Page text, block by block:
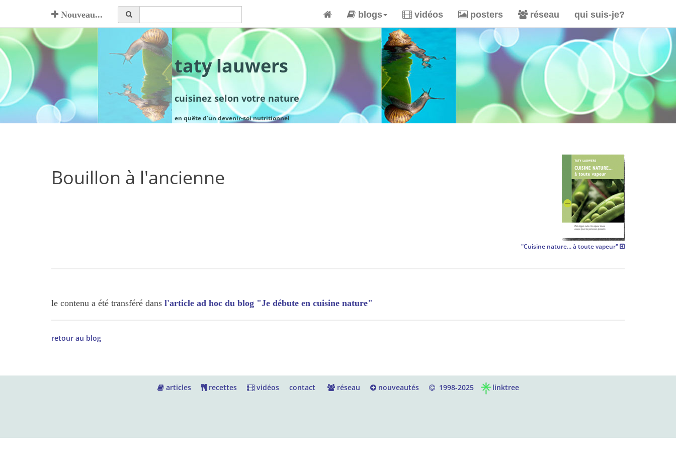
Nouveau... blogs vidéos posters réseau qui suis-je?
taty lauwers
cuisinez selon votre nature
en quête d'un devenir-soi nutritionnel
Bouillon à l'ancienne
"Cuisine nature... à toute vapeur"
le contenu a été transféré dans l'article ad hoc du blog "Je débute en cuisine nature"
retour au blog
articles recettes vidéos contact réseau nouveautés 1998-2025 linktree